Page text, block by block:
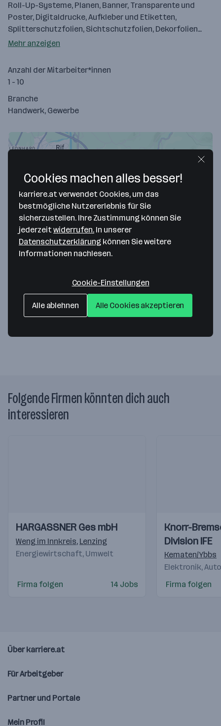
Roll-Up-Systeme, Planen, Banner, Transparente und
Poster, Digitaldrucke, Aufkleber und Etiketten,
Splitterschutzfolien, Sichtschutzfolien, Dekorfolien…
Mehr anzeigen
Anzahl der Mitarbeiter*innen
1 - 10
Branche
Handwerk, Gewerbe
Map data ©2026 Google
PROSIM Schilder GmbH
— Route berechnen
T +4362458425016
Folgende Firmen könnten dich auch
interessieren
Videos
Einblicke
Einblicke
HARGASSNER Ges mbH
Weng im Innkreis, Lenzing
Energiewirtschaft, Umwelt
Firma folgen 14 Jobs
Videos
Einblicke
Einblicke
Knorr-
Division IFE
Kematen/Ybbs
Elektronik,
Firma folgen
Über karriere.at
Für Arbeitgeber
Partner und Portale
Mein Profil
Cookies machen alles besser!
karriere.at verwendet Cookies, um das
bestmögliche Nutzererlebnis für Sie
sicherzustellen. Ihre Zustimmung können Sie
jederzeitwiderrufen. In unserer
Datenschutzerklärung können Sie weitere
Informationen nachlesen.
Cookie-Einstellungen
Alle ablehnen Alle Cookies akzeptieren